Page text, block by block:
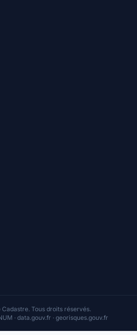
Tous droits réservés.
· data.gouv.fr · georisques.gouv.fr